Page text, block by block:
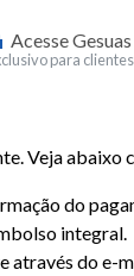
Acesse Gesuas
para clientes
Veja abaixo
do
integral.
através do e-